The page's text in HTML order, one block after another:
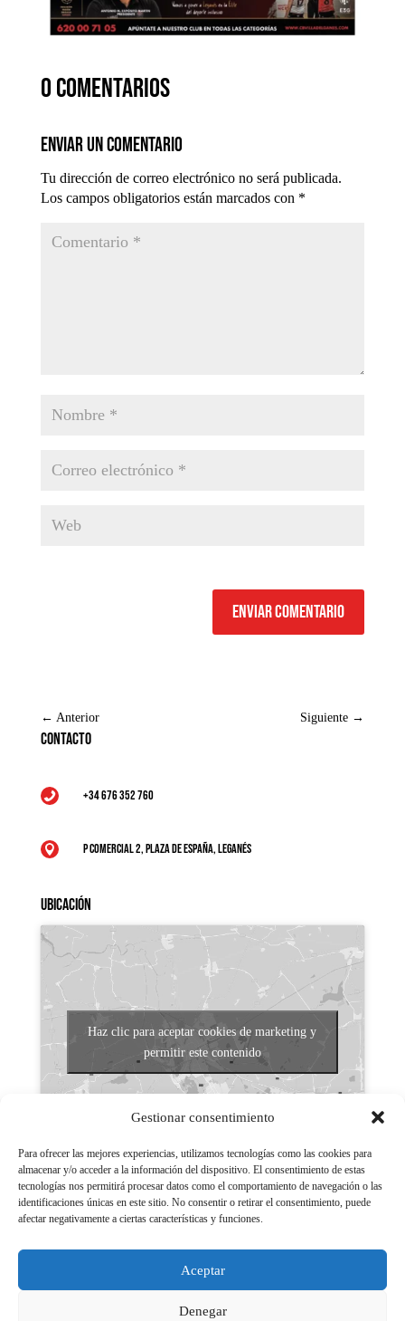
Gestionar consentimiento
Para ofrecer las mejores experiencias, utilizamos tecnologías como las cookies para
almacenar y/o acceder a la información del dispositivo. El consentimiento de estas
tecnologías nos permitirá procesar datos como el comportamiento de navegación o las
identificaciones únicas en este sitio. No consentir o retirar el consentimiento, puede
afectar negativamente a ciertas características y funciones.
Aceptar
Denegar
0 comentarios
Enviar un comentario
Tu dirección de correo electrónico no será publicada.
Los campos obligatorios están marcados con *
Enviar comentario
← Anterior Siguiente →
Contacto
 +34 676 352 760
 P Comercial 2, Plaza de España, Leganés
Ubicación
Haz clic para aceptar cookies de marketing y
permitir este contenido
Aviso legal
Políticas de Privacidad
Aviso Legal